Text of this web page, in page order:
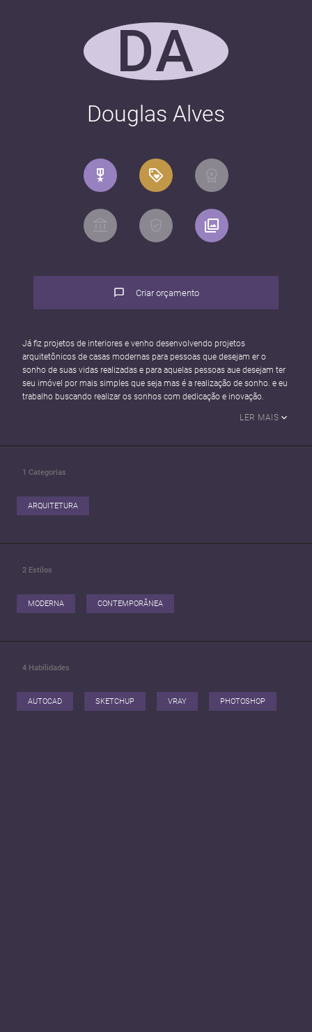
DA
Douglas Alves
Criar orçamento
Já fiz projetos de interiores e venho desenvolvendo projetos
arquitetônicos de casas modernas para pessoas que desejam er o
sonho de suas vidas realizadas e para aquelas pessoas aue desejam ter
seu imóvel por mais simples que seja mas é a realização de sonho. e eu
trabalho buscando realizar os sonhos com dedicação e inovação.
LER MAIS
1 Categorias
ARQUITETURA
2 Estilos
MODERNA CONTEMPORÂNEA
4 Habilidades
AUTOCAD SKETCHUP VRAY PHOTOSHOP